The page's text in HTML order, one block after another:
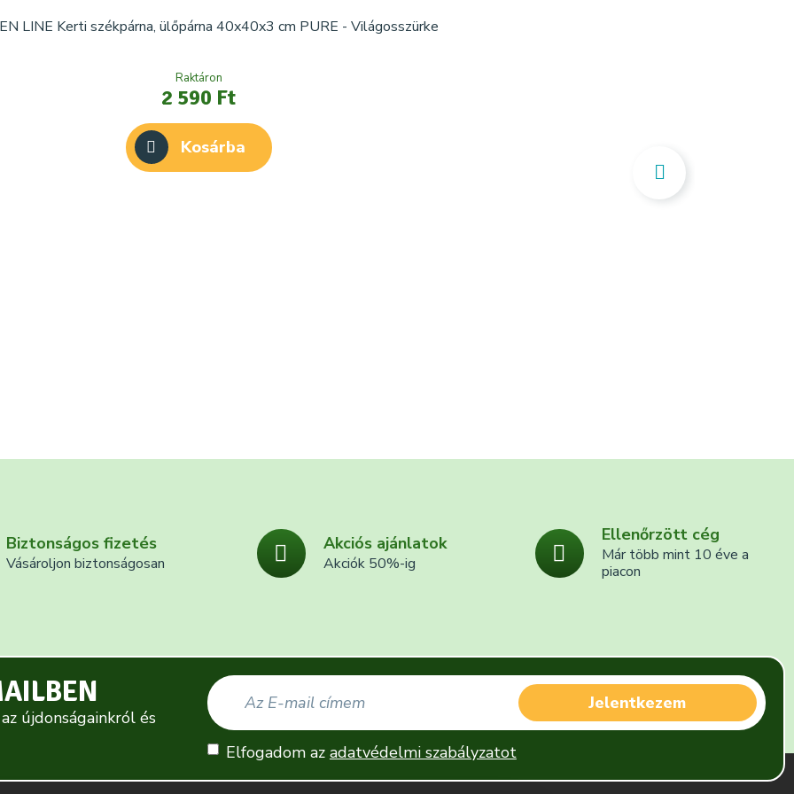
LINE Kerti székpárna, ülőpárna 40x40x3 cm PURE - Világosszürke
Raktáron
2 590 Ft
Kosárba
Biztonságos fizetés
Vásároljon biztonságosan
Akciós ajánlatok
Akciók 50%-ig
Ellenőrzött cég
Már több mint 10 éve a
piacon
újdonságainkról és
Jelentkezem
Elfogadom az adatvédelmi szabályzatot